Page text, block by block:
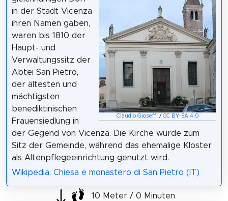
Claudio Gioseffi / CC BY-SA 4.0
in der Stadt Vicenza
ihren Namen gaben,
waren bis 1810 der
Haupt- und
Verwaltungssitz der
Abtei San Pietro,
der ältesten und
mächtigsten
benediktinischen
Frauensiedlung in
der Gegend von Vicenza. Die Kirche wurde zum
Sitz der Gemeinde, während das ehemalige Kloster
als Altenpflegeeinrichtung genutzt wird.
Wikipedia: Chiesa e monastero di San Pietro (IT)
10 Meter / 0 Minuten